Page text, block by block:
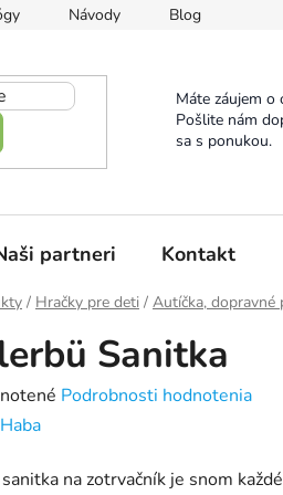
Návody Blog
Máte záujem o
Pošlite nám
sa s ponukou.
partneri Kontakt
/ Hračky pre deti / Autíčka, dopravné
Sanitka
Podrobnosti hodnotenia
Haba
na zotrvačník je snom